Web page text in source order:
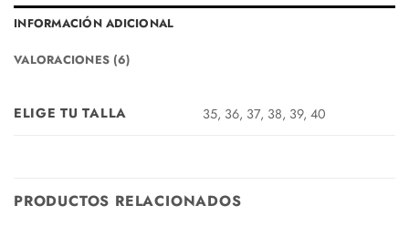
INFORMACIÓN ADICIONAL
VALORACIONES (6)
ELIGE TU TALLA 35, 36, 37, 38, 39, 40
PRODUCTOS RELACIONADOS